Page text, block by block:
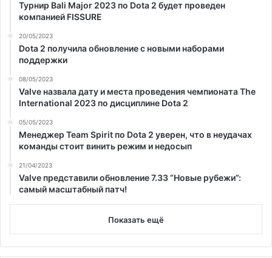
Турнир Bali Major 2023 по Dota 2 будет проведен
компанией FISSURE
20/05/2023
Dota 2 получила обновление с новыми наборами
поддержки
08/05/2023
Valve назвала дату и места проведения чемпионата The
International 2023 по дисциплине Dota 2
05/05/2023
Менеджер Team Spirit по Dota 2 уверен, что в неудачах
команды стоит винить режим и недосып
21/04/2023
Valve представили обновление 7.33 “Новые рубежи”:
самый масштабный патч!
Показать ещё